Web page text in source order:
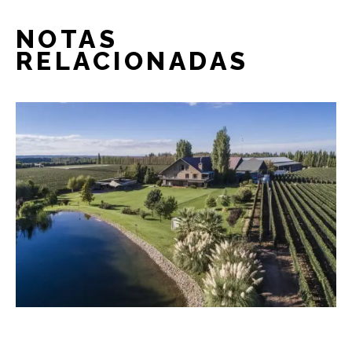
NOTAS
RELACIONADAS